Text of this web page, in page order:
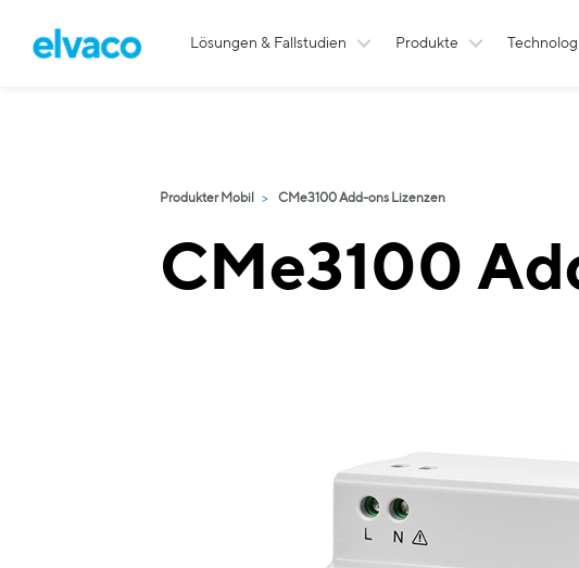
Lösungen & Fallstudien Produkte
Produkter Mobil CMe3100 Add-ons Lizenzen
CMe3100